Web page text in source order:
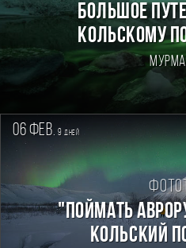
БОЛЬШОЕ
КОЛЬСКОМУ
06 фев. 9дней
"Поймать
Кольский